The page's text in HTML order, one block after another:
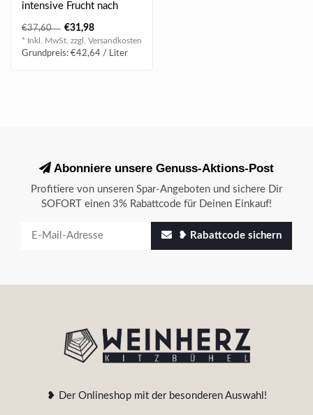
intensive Frucht nach
dunklen Beeren, dicht
strukturiert und m..
€37,60 €31,98
* Inkl. MwSt. zzgl. Versandkosten
Grundpreis: €42,64 / Liter
Abonniere unsere Genuss-Aktions-Post
Profitiere von unseren Spar-Angeboten und sichere Dir
SOFORT einen 3% Rabattcode für Deinen Einkauf!
❥ Rabattcode sichern
❥ Der Onlineshop mit der besonderen Auswahl!